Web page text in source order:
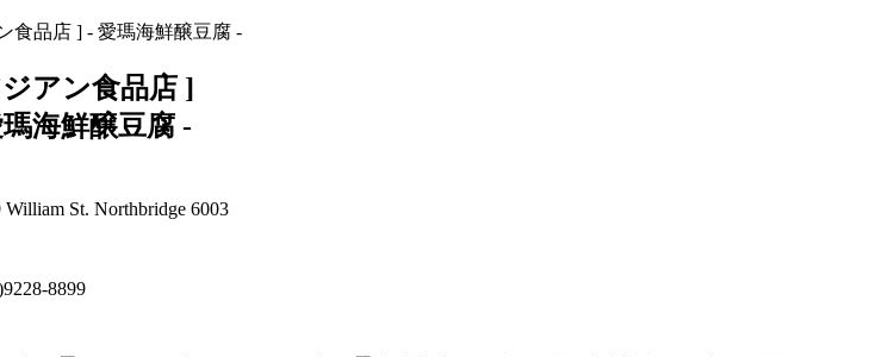
アン食品店 ]
海鮮醸豆腐 -
William St. Northbridge 6003
8899